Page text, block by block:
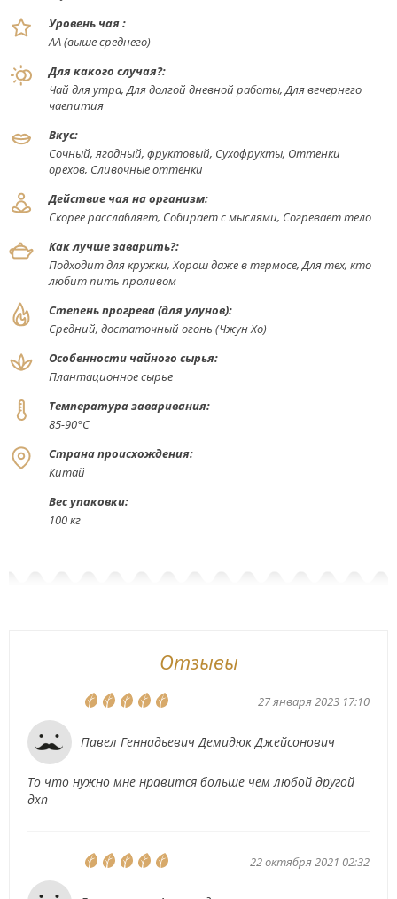
Уровень чая :
АА (выше среднего)
Для какого случая?:
Чай для утра, Для долгой дневной работы, Для вечернего
чаепития
Вкус:
Сочный, ягодный, фруктовый, Сухофрукты, Оттенки
орехов, Сливочные оттенки
Действие чая на организм:
Скорее расслабляет, Собирает с мыслями, Согревает тело
Как лучше заварить?:
Подходит для кружки, Хорош даже в термосе, Для тех, кто
любит пить проливом
Степень прогрева (для улунов):
Средний, достаточный огонь (Чжун Хо)
Особенности чайного сырья:
Плантационное сырье
Температура заваривания:
85-90°С
Страна происхождения:
Китай
Вес упаковки:
100 кг
Отзывы
27 января 2023 17:10
Павел Геннадьевич Демидюк Джейсонович
То что нужно мне нравится больше чем любой другой
дхп
22 октября 2021 02:32